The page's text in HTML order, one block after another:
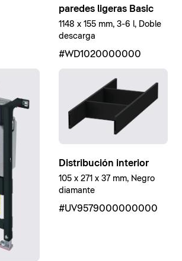
paredes ligeras Basic
1148 x 155 mm, 3-6 l, Doble
descarga
#WD1020000000
Distribución interior
105 x 271 x 37 mm, Negro
diamante
#UV9579000000000